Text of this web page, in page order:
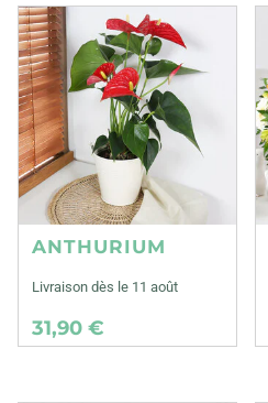
ANTHURIUM
Livraison dès le 11 août
31,90 €